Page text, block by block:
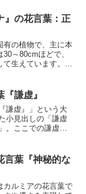
であり、アキレア
は、 古くから薬草と
用、抗菌作用、消炎
用いられてきまし
作用などもあり、
用いられてきまし
。アキレアのハー
れています。
』の花言葉：正
有の植物で、主に本
30～80cmほどで、
生えています。 5
メナは、民間薬と
謙虚』
謙虚』」という大
小見出しの「謙虚
。ここでの謙虚と
に振る舞います。
、他者から尊敬さ
アは、花言葉が謙
人の象徴とされて
言葉『神秘的な
カルミアの花言葉で